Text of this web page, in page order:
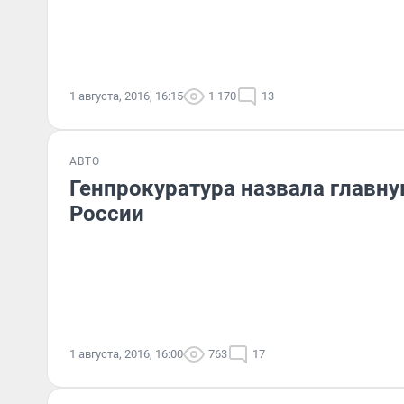
1 августа, 2016, 16:15 1 170 13
АВТО
Генпрокуратура назвала
России
1 августа, 2016, 16:00 763 17